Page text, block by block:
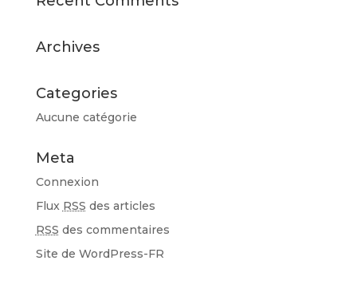
Archives
Categories
Aucune catégorie
Meta
Connexion
Flux RSS des articles
RSS des commentaires
Site de WordPress-FR